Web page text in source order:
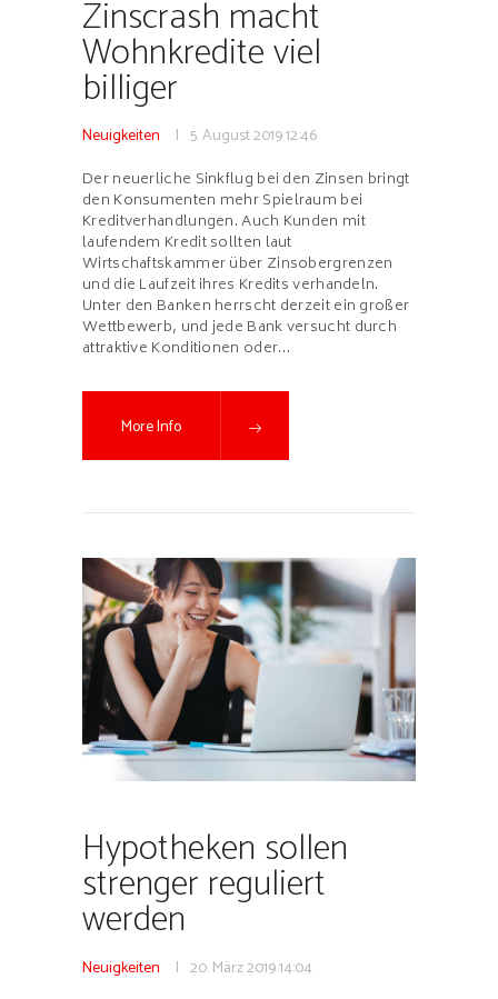
Zinscrash macht
Wohnkredite viel
billiger
Neuigkeiten 5. August 201912:46
Der neuerliche Sinkflug bei den Zinsen bringt
den Konsumenten mehr Spielraum bei
Kreditverhandlungen. Auch Kunden mit
laufendem Kredit sollten laut
Wirtschaftskammer über Zinsobergrenzen
und die Laufzeit ihres Kredits verhandeln.
Unter den Banken herrscht derzeit ein großer
Wettbewerb, und jede Bank versucht durch
attraktive Konditionen oder…
More Info
Hypotheken sollen
strenger reguliert
werden
Neuigkeiten 20. März 201914:04